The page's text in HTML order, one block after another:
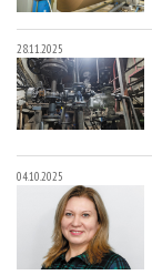
28.11.2025
04.10.2025